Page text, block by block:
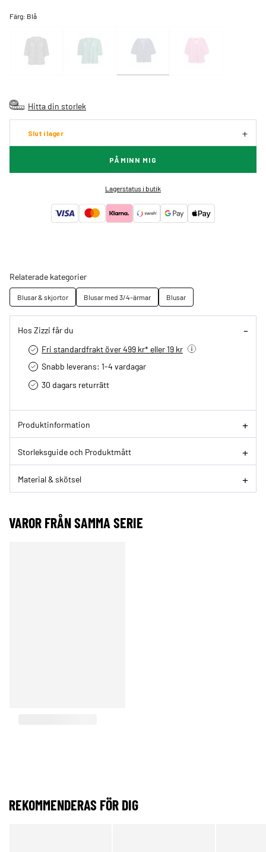
Färg: Blå
Hitta din storlek
Slut i lager
PÅMINN MIG
Lagerstatus i butik
Relaterade kategorier
Blusar & skjortor Blusar med 3/4-ärmar Blusar
Hos Zizzi får du
Fri standardfrakt över 499 kr* eller 19 kr
Snabb leverans: 1-4 vardagar
30 dagars returrätt­
Produktinformation
Storleksguide och Produktmått
Material & skötsel
VAROR FRÅN SAMMA SERIE
REKOMMENDERAS FÖR DIG